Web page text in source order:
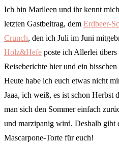
Ich bin Marileen und ihr kennt
letzten Gastbeitrag, dem Erdbeer-
Crunch, den ich Juli im Juni
Holz&Hefe poste ich Allerlei
Reiseberichte hier und ein
Heute habe ich euch etwas nicht
Jaaa, ich weiß, es ist schon Herbst
man sich den Sommer einfach
und marzipanig wird. Deshalb gibt
Mascarpone-Torte für euch!